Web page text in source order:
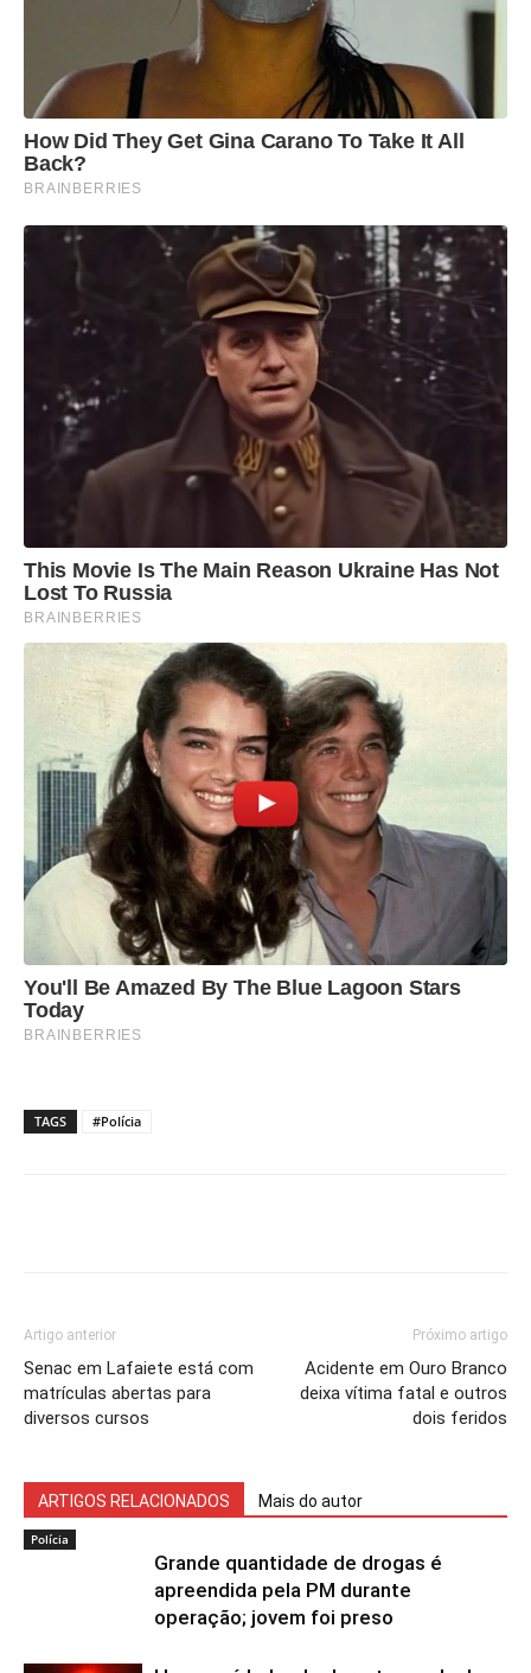
TAGS #Polícia
Artigo anterior
Senac em Lafaiete está com
matrículas abertas para
diversos cursos
Próximo artigo
Acidente em Ouro Branco
deixa vítima fatal e outros
dois feridos
ARTIGOS RELACIONADOS Mais do autor
Polícia
Grande quantidade de drogas é
apreendida pela PM durante
operação; jovem foi preso